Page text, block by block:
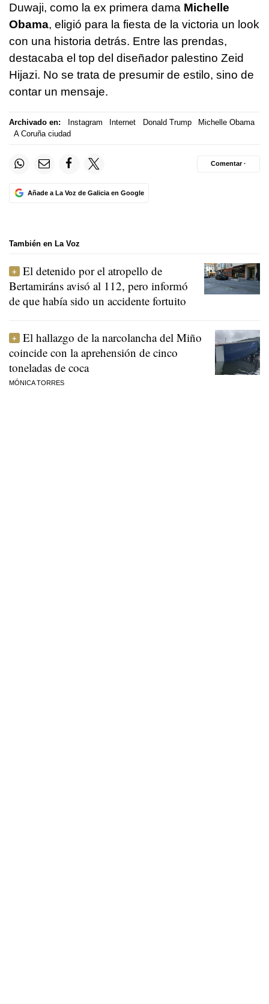
Duwaji, como la ex primera dama Michelle
Obama, eligió para la fiesta de la victoria un look
con una historia detrás. Entre las prendas,
destacaba el top del diseñador palestino Zeid
Hijazi. No se trata de presumir de estilo, sino de
contar un mensaje.
Archivado en: Instagram Internet Donald Trump
Michelle Obama
A Coruña ciudad
Añade a La Voz de Galicia en Google
Comentar ·
También en La Voz
El detenido por el atropello de
Bertamiráns avisó al 112, pero informó
de que había sido un accidente fortuito
El hallazgo de la narcolancha del Miño
coincide con la aprehensión de cinco
toneladas de coca
MÓNICA TORRES